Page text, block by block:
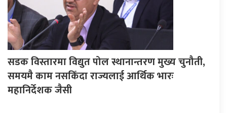
सडक विस्तारमा विद्युत पोल स्थानान्तरण मुख्य चुनौती,
समयमै काम नसकिँदा राज्यलाई आर्थिक भारः
महानिर्देशक जैसी